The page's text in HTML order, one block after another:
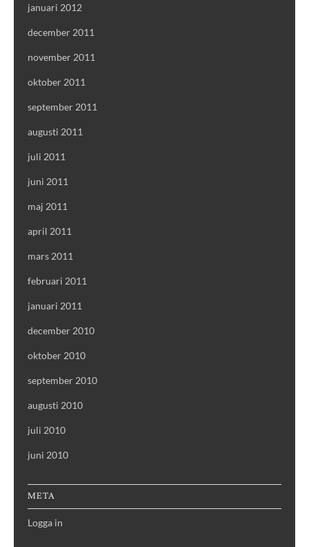
januari 2012
december 2011
november 2011
oktober 2011
september 2011
augusti 2011
juli 2011
juni 2011
maj 2011
april 2011
mars 2011
februari 2011
januari 2011
december 2010
oktober 2010
september 2010
augusti 2010
juli 2010
juni 2010
META
Logga in